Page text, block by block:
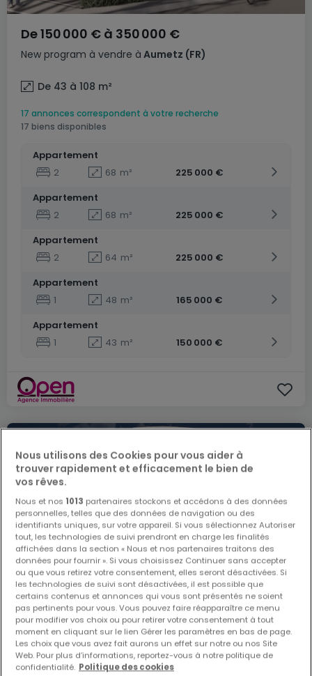
New program à vendre à Aumetz (FR)
De150 000 € à 350 000 €
De 43 à 108 m²
17 annonces correspondent à votre recherche
17 biens disponibles
Appartement
2
68 m²
225 000 €
Appartement
2
68 m²
225 000 €
Appartement
2
64 m²
225 000 €
Appartement
1
48 m²
165 000 €
Appartement
1
43 m² 150 000 €
De194 610 €à199 900 €
Nous utilisons des Cookies pour vous aider à
trouver rapidement et efficacement le bien de
vos rêves.
Nous et nos 1013 partenaires stockons et accédons à des données
personnelles, telles que des données de navigation ou des
identifiants uniques, sur votre appareil. Si vous sélectionnez Autoriser
tout, les technologies de suivi prendront en charge les finalités
affichées dans la section « Nous et nos partenaires traitons des
données pour fournir ». Si vous choisissez Continuer sans accepter
ou que vous retirez votre consentement, elles seront désactivées. Si
les technologies de suivi sont désactivées, il est possible que
certains contenus et annonces qui vous sont présentés ne soient
pas pertinents pour vous. Vous pouvez faire réapparaître ce menu
pour modifier vos choix ou pour retirer votre consentement à tout
moment en cliquant sur le lien Gérer les paramètres en bas de page.
Les choix que vous avez fait aurons un effet sur notre ou nos Site
Web. Pour plus d’informations, reportez-vous à notre politique de
confidentialité. Politique des cookies